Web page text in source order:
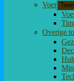
Voer
Overige